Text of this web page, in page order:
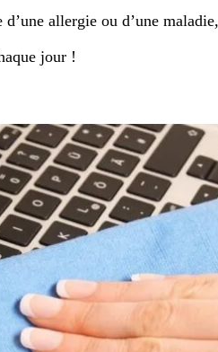
allergie ou d’une
jour !